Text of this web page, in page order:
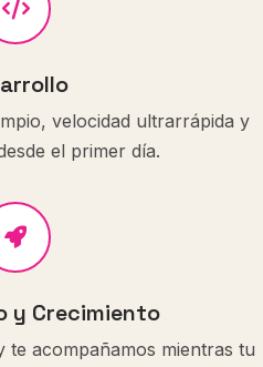
velocidad ultrarrápida y
el primer día.
y Crecimiento
te acompañamos mientras tu